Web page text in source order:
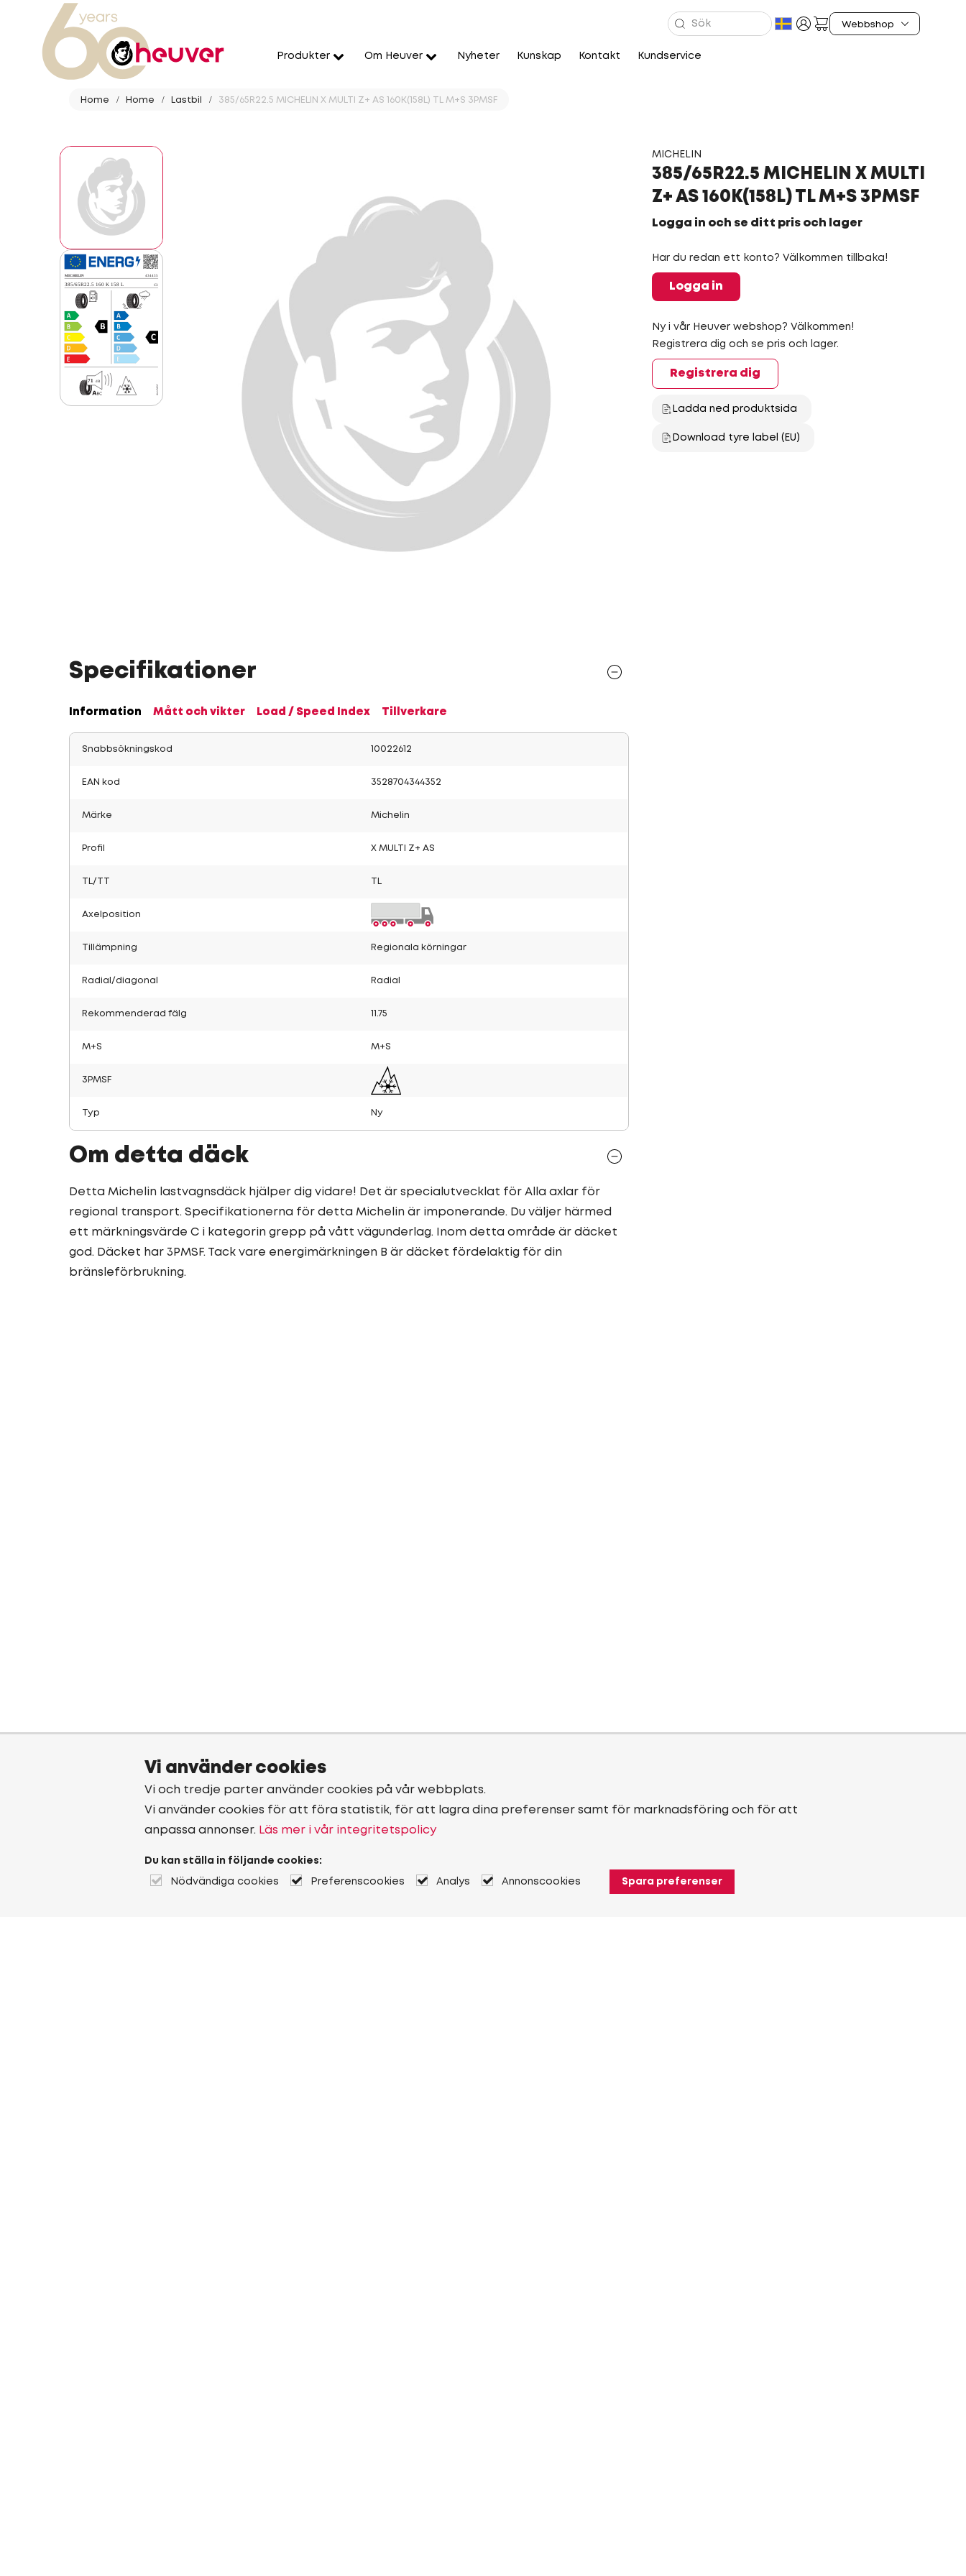
Produkter Om Heuver Nyheter Kunskap Kontakt Kundservice
Home Home Lastbil 385/65R22.5 MICHELIN X MULTI Z+ AS 160K(158L) TL M+S 3PMSF
MICHELIN
385/65R22.5 MICHELIN X MULTI
Z+ AS 160K(158L) TL M+S 3PMSF
Logga in och se ditt pris och lager
Har du redan ett konto? Välkommen tillbaka!
Logga in
Ny i vår Heuver webshop? Välkommen!
Registrera dig och se pris och lager.
Registrera dig
Ladda ned produktsida
Download tyre label (EU)
Specifikationer
Information Mått och vikter Load / Speed Index Tillverkare
Snabbsökningskod 10022612
EAN kod 3528704344352
Märke Michelin
Profil X MULTI Z+ AS
TL/TT
Axelposition
Tillämpning Regionala körningar
Radial/diagonal Radial
Rekommenderad fälg 11.75
M+S M+S
3PMSF
Typ Ny
Om detta däck
Detta Michelin lastvagnsdäck hjälper dig vidare! Det är specialutvecklat för Alla axlar för
regional transport. Specifikationerna för detta Michelin är imponerande. Du väljer härmed
ett märkningsvärde C i kategorin grepp på vått vägunderlag. Inom detta område är däcket
god. Däcket har 3PMSF. Tack vare energimärkningen B är däcket fördelaktig för din
bränsleförbrukning.
Vi använder cookies
Vi och tredje parter använder cookies på vår webbplats.
Vi använder cookies för att föra statistik, för att lagra dina preferenser samt för marknadsföring och för att
anpassa annonser. Läs mer i vår integritetspolicy
Du kan ställa in följande cookies:
Nödvändiga cookies Preferenscookies Analys Annonscookies Spara preferenser